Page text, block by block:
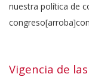
nuestra política de
Vigencia de